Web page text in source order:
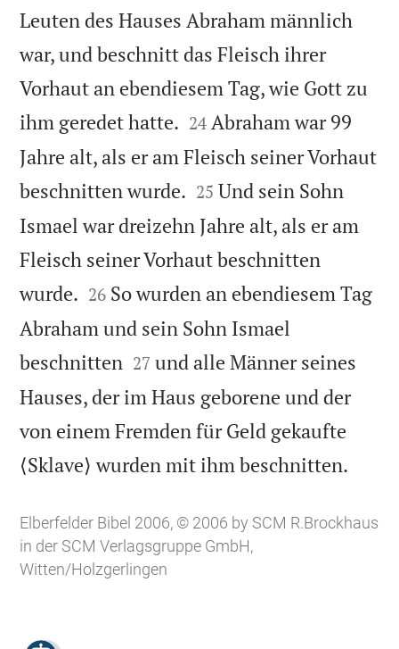
Leuten des Hauses Abraham männlich
war, und beschnitt das Fleisch ihrer
Vorhaut an ebendiesem Tag, wie Gott zu
ihm geredet hatte. 

24 Abraham war 99
Jahre alt, als er am Fleisch seiner Vorhaut
beschnitten wurde. 

25 Und sein Sohn
Ismael war dreizehn Jahre alt, als er am
Fleisch seiner Vorhaut beschnitten
wurde. 

26 So wurden an ebendiesem Tag
Abraham und sein Sohn Ismael
beschnitten 

27 und alle Männer seines
Hauses, der im Haus geborene und der
von einem Fremden für Geld gekaufte
⟨Sklave⟩ wurden mit ihm beschnitten.
Elberfelder Bibel 2006, © 2006 by SCM R.Brockhaus
in der SCM Verlagsgruppe GmbH,
Witten/Holzgerlingen